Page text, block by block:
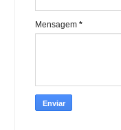
Mensagem *